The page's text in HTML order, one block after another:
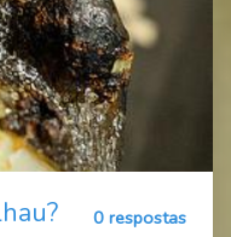
0 respostas